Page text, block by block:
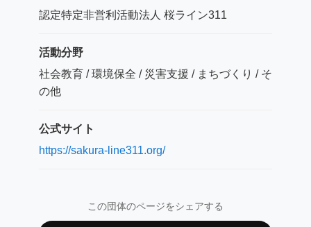
認定特定非営利活動法人 桜ライン311
活動分野
社会教育 / 環境保全 / 災害支援 / まちづくり / そ
の他
公式サイト
https://sakura-line311.org/
この団体のページをシェアする